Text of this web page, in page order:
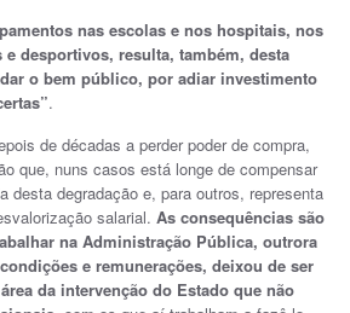
nas escolas e nos hospitais, nos
desportivos, resulta, também, desta
o bem público, por adiar investimento
.
de décadas a perder poder de compra,
que, nuns casos está longe de compensar
desta degradação e, para outros, representa
salarial. As consequências são
na Administração Pública, outrora
e remunerações, deixou de ser
da intervenção do Estado que não